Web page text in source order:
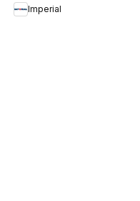
Imperial